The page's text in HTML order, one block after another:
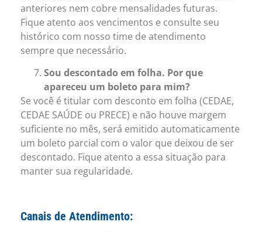
anteriores nem cobre mensalidades futuras.
Fique atento aos vencimentos e consulte seu
histórico com nosso time de atendimento
sempre que necessário.
Sou descontado em folha. Por que
apareceu um boleto para mim?
Se você é titular com desconto em folha (CEDAE,
CEDAE SAÚDE ou PRECE) e não houve margem
suficiente no mês, será emitido automaticamente
um boleto parcial com o valor que deixou de ser
descontado. Fique atento a essa situação para
manter sua regularidade.
Canais de Atendimento: